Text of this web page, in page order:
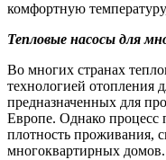
комфортную
Тепловые насосы для
Во многих странах
технологией отопления
предназначенных для
Европе. Однако процесс
плотность проживания,
многоквартирных домов.